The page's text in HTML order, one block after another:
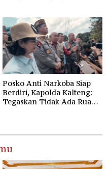
Posko Anti Narkoba Siap
Berdiri, Kapolda Kalteng:
Tegaskan Tidak Ada Ruang